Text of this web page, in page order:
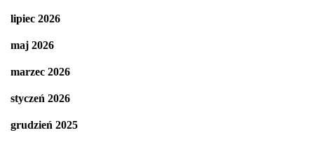
lipiec 2026
maj 2026
marzec 2026
styczeń 2026
grudzień 2025